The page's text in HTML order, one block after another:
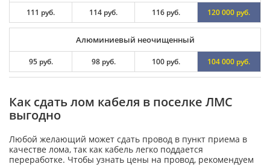
111 руб. 114 руб. 116 руб. 120 000 руб.
Алюминиевый неочищенный
95 руб. 98 руб. 100 руб. 104 000 руб.
Как сдать лом кабеля в поселке ЛМС
выгодно
Любой желающий может сдать провод в пункт приема в
качестве лома, так как кабель легко поддается
переработке. Чтобы узнать цены на провод, рекомендуем